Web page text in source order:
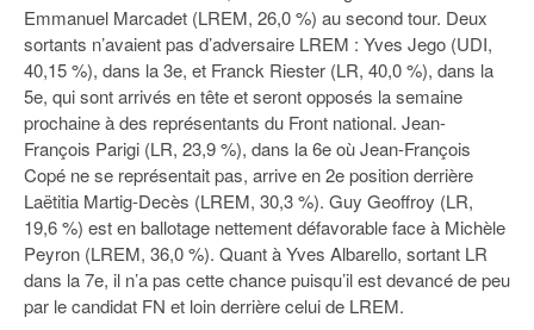
Emmanuel Marcadet (LREM, 26,0 %) au second tour. Deux
sortants n’avaient pas d’adversaire LREM : Yves Jego (UDI,
40,15 %), dans la 3e, et Franck Riester (LR, 40,0 %), dans la
5e, qui sont arrivés en tête et seront opposés la semaine
prochaine à des représentants du Front national. Jean-
François Parigi (LR, 23,9 %), dans la 6e où Jean-François
Copé ne se représentait pas, arrive en 2e position derrière
Laëtitia Martig-Decès (LREM, 30,3 %). Guy Geoffroy (LR,
19,6 %) est en ballotage nettement défavorable face à Michèle
Peyron (LREM, 36,0 %). Quant à Yves Albarello, sortant LR
dans la 7e, il n’a pas cette chance puisqu’il est devancé de peu
par le candidat FN et loin derrière celui de LREM.